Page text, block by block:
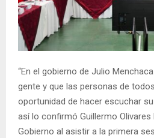
“En el gobierno de Julio
gente y que las personas de
oportunidad de hacer escuchar
así lo confirmó Guillermo Olivares
Gobierno al asistir a la primera